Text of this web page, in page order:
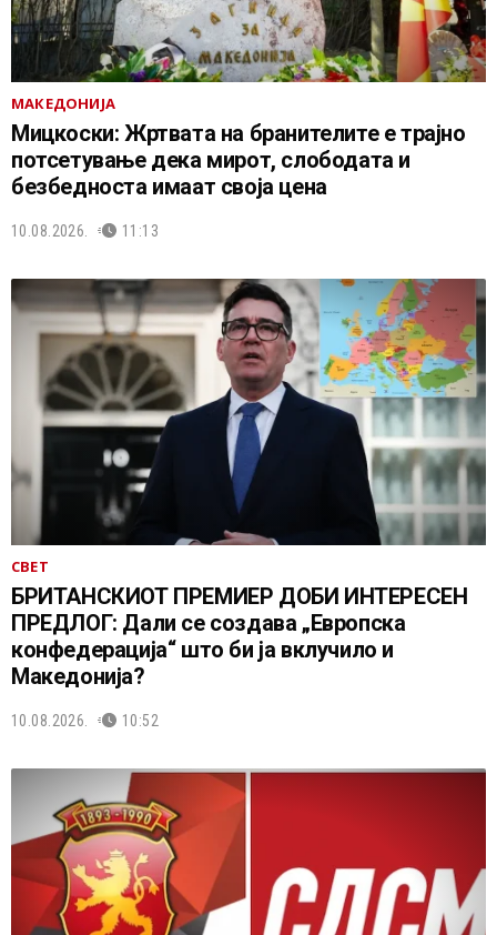
МАКЕДОНИЈА
Мицкоски: Жртвата на бранителите е трајно
потсетување дека мирот, слободата и
безбедноста имаат своја цена
10.08.2026. 11:13
СВЕТ
БРИТАНСКИОТ ПРЕМИЕР ДОБИ ИНТЕРЕСЕН
ПРЕДЛОГ: Дали се создава „Европска
конфедерација“ што би ја вклучило и
Македонија?
10.08.2026. 10:52